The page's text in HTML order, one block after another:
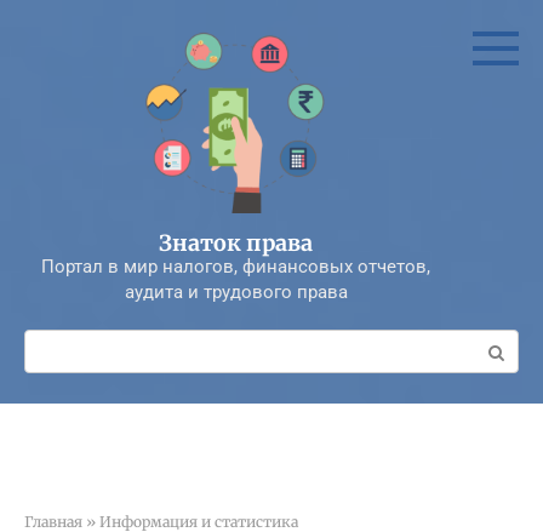
Знаток права
Портал в мир налогов, финансовых отчетов,
аудита и трудового права
Поиск:
Главная » Информация и статистика